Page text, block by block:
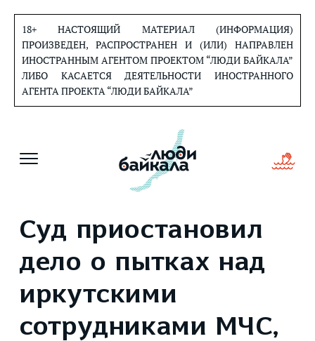
содержанию
18+ НАСТОЯЩИЙ МАТЕРИАЛ (ИНФОРМАЦИЯ)
ПРОИЗВЕДЕН, РАСПРОСТРАНЕН И (ИЛИ) НАПРАВЛЕН
ИНОСТРАННЫМ АГЕНТОМ ПРОЕКТОМ “ЛЮДИ БАЙКАЛА”
ЛИБО КАСАЕТСЯ ДЕЯТЕЛЬНОСТИ ИНОСТРАННОГО
АГЕНТА ПРОЕКТА “ЛЮДИ БАЙКАЛА”
Суд приостановил
дело о пытках над
иркутскими
сотрудниками МЧС,